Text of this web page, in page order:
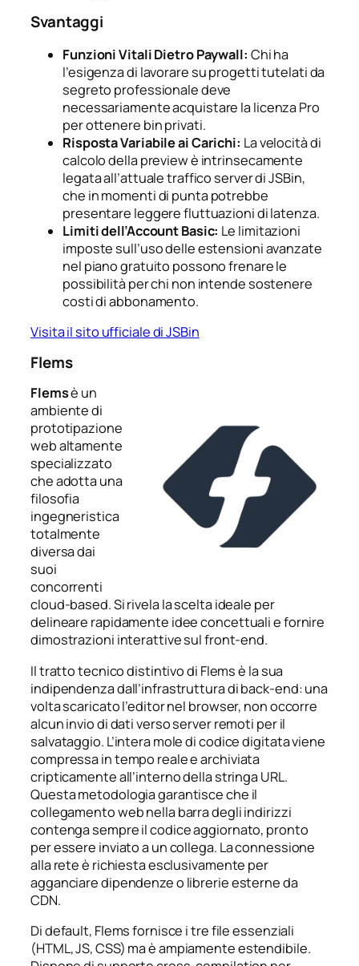
Svantaggi
Funzioni Vitali Dietro Paywall: Chi ha
l’esigenza di lavorare su progetti tutelati da
segreto professionale deve
necessariamente acquistare la licenza Pro
per ottenere bin privati.
Risposta Variabile ai Carichi: La velocità di
calcolo della preview è intrinsecamente
legata all’attuale traffico server di JSBin,
che in momenti di punta potrebbe
presentare leggere fluttuazioni di latenza.
Limiti dell’Account Basic: Le limitazioni
imposte sull’uso delle estensioni avanzate
nel piano gratuito possono frenare le
possibilità per chi non intende sostenere
costi di abbonamento.
Visita il sito ufficiale di JSBin
Flems
Flemsè un
ambiente di
prototipazione
web altamente
specializzato
che adotta una
filosofia
ingegneristica
totalmente
diversa dai
suoi
concorrenti
cloud-based. Si rivela la scelta ideale per
delineare rapidamente idee concettuali e fornire
dimostrazioni interattive sul front-end.
Il tratto tecnico distintivo di Flems è la sua
indipendenza dall’infrastruttura di back-end: una
volta scaricato l’editor nel browser, non occorre
alcun invio di dati verso server remoti per il
salvataggio. L’intera mole di codice digitata viene
compressa in tempo reale e archiviata
cripticamente all’interno della stringa URL.
Questa metodologia garantisce che il
collegamento web nella barra degli indirizzi
contenga sempre il codice aggiornato, pronto
per essere inviato a un collega. La connessione
alla rete è richiesta esclusivamente per
agganciare dipendenze o librerie esterne da
CDN.
Di default, Flems fornisce i tre file essenziali
(HTML, JS, CSS) ma è ampiamente estendibile.